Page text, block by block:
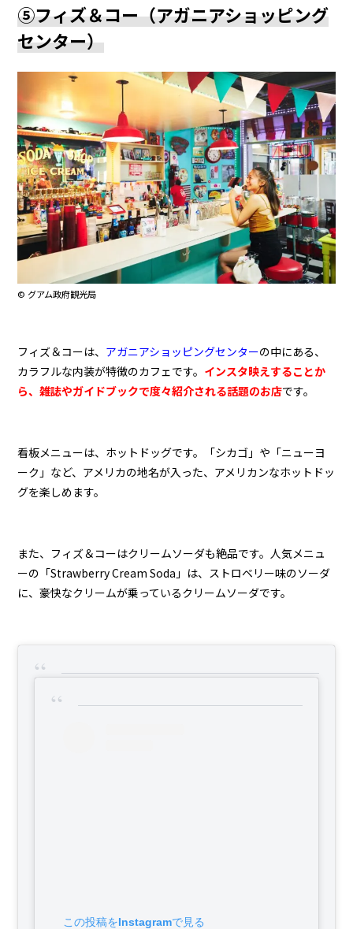
⑤フィズ＆コー（アガニアショッピング
センター）
© グアム政府観光局
フィズ＆コーは、 アガニアショッピングセンターの中にある、
カラフルな内装が特徴のカフェです。 インスタ映えすることか
ら、雑誌やガイドブックで度々紹介される話題のお店です。
看板メニューは、ホットドッグです。「シカゴ」や「ニューヨ
ーク」など、アメリカの地名が入った、アメリカンなホットドッ
グを楽しめます。
また、フィズ＆コーはクリームソーダも絶品です。人気メニュ
ーの「Strawberry Cream Soda」は、ストロベリー味のソーダ
に、豪快なクリームが乗っているクリームソーダです。
この投稿をInstagramで見る